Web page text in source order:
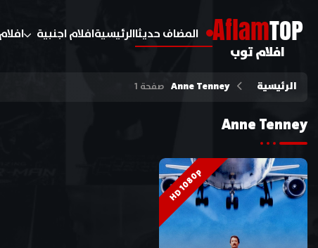
AflamTOP
افلام توب
المضاف حديثاالرئيسيةافلام اجنبية
الرئيسية Anne Tenney صفحة 1
Anne Tenney
HD 1080p